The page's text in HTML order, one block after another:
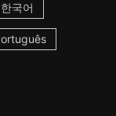
한국어